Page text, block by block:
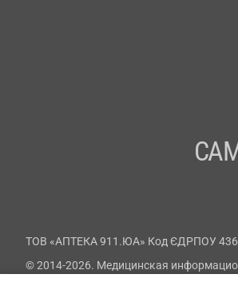
ТОВ «АПТЕКА 911.ЮА» Код ЄДРПОУ
© 2014-2026. Медицинская